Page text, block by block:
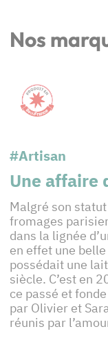
Nos
#Artisan
Une affaire
Malgré son
fromages
dans la lignée
en effet une
possédait une
siècle. C’est en
ce passé et
par Olivier et
réunis par